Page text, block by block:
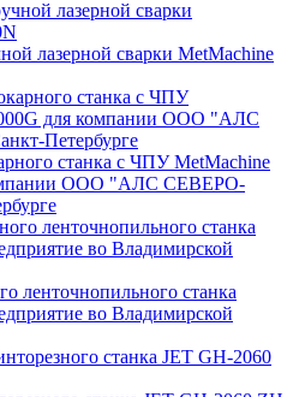
лазерной сварки MetMachine
станка с ЧПУ MetMachine
ООО "АЛС СЕВЕРО-
ленточнопильного станка
во Владимирской